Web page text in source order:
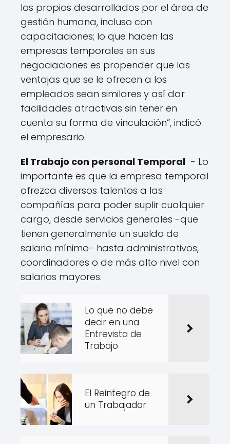
los propios desarrollados por el área de
gestión humana, incluso con
capacitaciones; lo que hacen las
empresas temporales en sus
negociaciones es propender que las
ventajas que se le ofrecen a los
empleados sean similares y así dar
facilidades atractivas sin tener en
cuenta su forma de vinculación”, indicó
el empresario.
El Trabajo con personal Temporal - Lo
importante es que la empresa temporal
ofrezca diversos talentos a las
compañías para poder suplir cualquier
cargo, desde servicios generales -que
tienen generalmente un sueldo de
salario mínimo- hasta administrativos,
coordinadores o de más alto nivel con
salarios mayores.
Lo que no debe
decir en una
Entrevista de
Trabajo
El Reintegro de
un Trabajador